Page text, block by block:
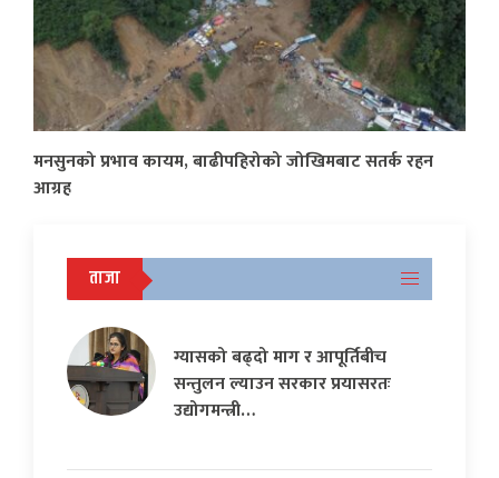
मनसुनको प्रभाव कायम, बाढीपहिरोको जोखिमबाट सतर्क रहन
आग्रह
ताजा
ग्यासको बढ्दो माग र आपूर्तिबीच
सन्तुलन ल्याउन सरकार प्रयासरतः
उद्योगमन्त्री…